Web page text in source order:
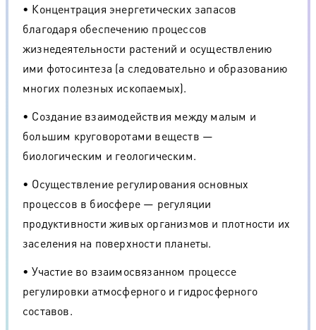
• Концентрация энергетических запасов
благодаря обеспечению процессов
жизнедеятельности растений и осуществлению
ими фотосинтеза (а следовательно и образованию
многих полезных ископаемых).
• Создание взаимодействия между малым и
большим круговоротами веществ —
биологическим и геологическим.
• Осуществление регулирования основных
процессов в биосфере — регуляции
продуктивности живых организмов и плотности их
заселения на поверхности планеты.
• Участие во взаимосвязанном процессе
регулировки атмосферного и гидросферного
составов.